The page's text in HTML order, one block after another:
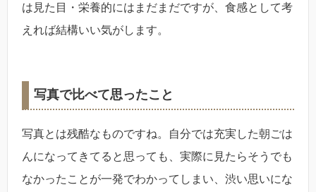
は見た目・栄養的にはまだまだですが、食感として考
えれば結構いい気がします。
写真で比べて思ったこと
写真とは残酷なものですね。自分では充実した朝ごは
んになってきてると思っても、実際に見たらそうでも
なかったことが一発でわかってしまい、渋い思いにな